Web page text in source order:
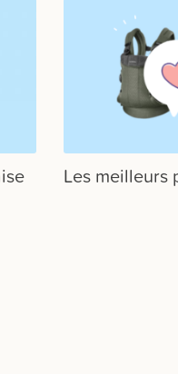
Les meilleurs